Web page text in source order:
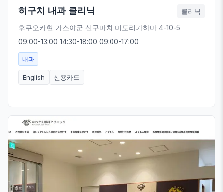
히구치 내과 클리닉 클리닉
후쿠오카현 가스야군 신구마치 미도리가하마 4-10-5
09:00-13:00 14:30-18:00 09:00-17:00
내과
English 신용카드